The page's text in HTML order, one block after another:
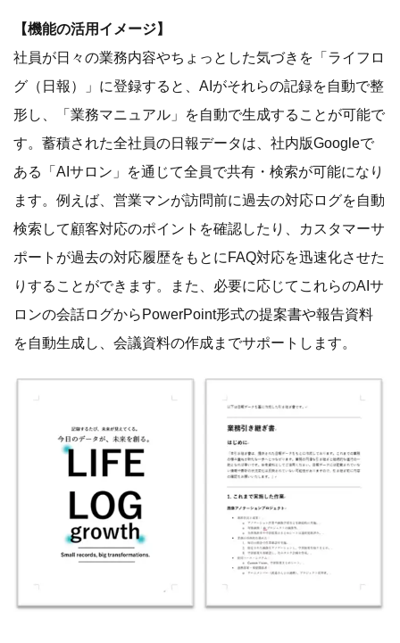
【機能の活用イメージ】
社員が日々の業務内容やちょっとした気づきを「ライフロ
グ（日報）」に登録すると、AIがそれらの記録を自動で整
形し、「業務マニュアル」を自動で生成することが可能で
す。蓄積された全社員の日報データは、社内版Googleで
ある「AIサロン」を通じて全員で共有・検索が可能になり
ます。例えば、営業マンが訪問前に過去の対応ログを自動
検索して顧客対応のポイントを確認したり、カスタマーサ
ポートが過去の対応履歴をもとにFAQ対応を迅速化させた
りすることができます。また、必要に応じてこれらのAIサ
ロンの会話ログからPowerPoint形式の提案書や報告資料
を自動生成し、会議資料の作成までサポートします。